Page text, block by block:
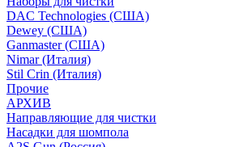
DAC Technologies (США)
Dewey (США)
Ganmaster (США)
Nimar (Италия)
Stil Crin (Италия)
Прочие
АРХИВ
Направляющие для чистки
Насадки для шомпола